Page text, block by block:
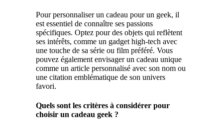
Pour personnaliser un cadeau pour un geek, il
est essentiel de connaître ses passions
spécifiques. Optez pour des objets qui reflètent
ses intérêts, comme un gadget high-tech avec
une touche de sa série ou film préféré. Vous
pouvez également envisager un cadeau unique
comme un article personnalisé avec son nom ou
une citation emblématique de son univers
favori.
Quels sont les critères à considérer pour
choisir un cadeau geek ?